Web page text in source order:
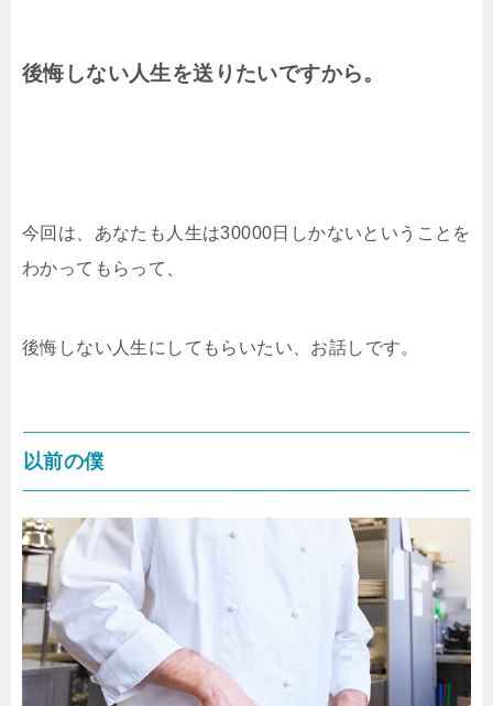
後悔しない人生を送りたいですから。
今回は、あなたも人生は30000日しかないということを
わかってもらって、
後悔しない人生にしてもらいたい、お話しです。
以前の僕